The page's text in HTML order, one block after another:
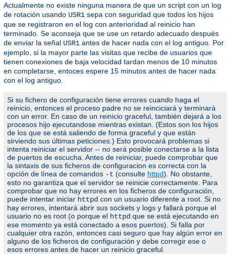
Actualmente no existe ninguna manera de que un script con un log
de rotación usando USR1 sepa con seguridad que todos los hijos
que se registraron en el log con anterioridad al reinicio han
terminado. Se aconseja que se use un retardo adecuado después
de enviar la señal USR1 antes de hacer nada con el log antiguo. Por
ejemplo, si la mayor parte las visitas que recibe de usuarios que
tienen conexiones de baja velocidad tardan menos de 10 minutos
en completarse, entoces espere 15 minutos antes de hacer nada
con el log antiguo.
Si su fichero de configuración tiene errores cuando haga el
reinicio, entonces el proceso padre no se reinciciará y terminará
con un error. En caso de un reinicio graceful, también dejará a los
procesos hijo ejecutandose mientras existan. (Estos son los hijos
de los que se está saliendo de forma graceful y que están
sirviendo sus últimas peticiones.) Esto provocará problemas si
intenta reiniciar el servidor -- no será posible conectarse a la lista
de puertos de escucha. Antes de reiniciar, puede comprobar que
la sintaxis de sus ficheros de configuracion es correcta con la
opción de línea de comandos -t (consulte httpd). No obstante,
esto no garantiza que el servidor se reinicie correctamente. Para
comprobar que no hay errores en los ficheros de configuración,
puede intentar iniciar httpd con un usuario diferente a root. Si no
hay errores, intentará abrir sus sockets y logs y fallará porque el
usuario no es root (o porque el httpd que se está ejecutando en
ese momento ya está conectado a esos puertos). Si falla por
cualquier otra razón, entonces casi seguro que hay algún error en
alguno de los ficheros de configuración y debe corregir ese o
esos errores antes de hacer un reinicio graceful.